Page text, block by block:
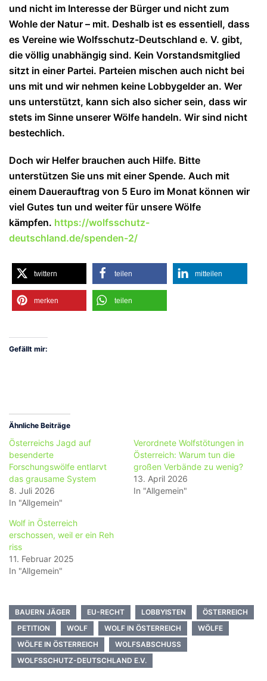
und nicht im Interesse der Bürger und nicht zum
Wohle der Natur – mit. Deshalb ist es essentiell, dass
es Vereine wie Wolfsschutz-Deutschland e. V. gibt,
die völlig unabhängig sind. Kein Vorstandsmitglied
sitzt in einer Partei. Parteien mischen auch nicht bei
uns mit und wir nehmen keine Lobbygelder an. Wer
uns unterstützt, kann sich also sicher sein, dass wir
stets im Sinne unserer Wölfe handeln. Wir sind nicht
bestechlich.
Doch wir Helfer brauchen auch Hilfe. Bitte
unterstützen Sie uns mit einer Spende. Auch mit
einem Dauerauftrag von 5 Euro im Monat können wir
viel Gutes tun und weiter für unsere Wölfe
kämpfen. https://wolfsschutz-
deutschland.de/spenden-2/
twittern teilen mitteilen
merken teilen
Gefällt mir:
Ähnliche Beiträge
Österreichs Jagd auf
besenderte
Forschungswölfe entlarvt
das grausame System
8. Juli 2026
In "Allgemein"
Verordnete Wolfstötungen in
Österreich: Warum tun die
großen Verbände zu wenig?
13. April 2026
In "Allgemein"
Wolf in Österreich
erschossen, weil er ein Reh
riss
11. Februar 2025
In "Allgemein"
BAUERN JÄGER EU-RECHT LOBBYISTEN
ÖSTERREICH
PETITION
WOLF WOLF IN ÖSTERREICH
WÖLFE
WÖLFE IN ÖSTERREICH
WOLFSABSCHUSS
WOLFSSCHUTZ-DEUTSCHLAND E.V.